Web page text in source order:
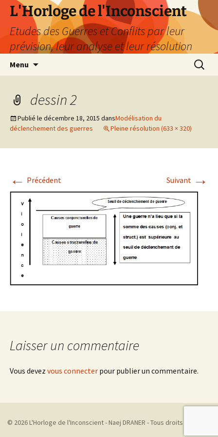
Aller
contenu
L'Horloge de l'Inconscient
Etudes des Guerres et Conflits par leur
prévision, leur analyse et leur résolution
Menu
dessin 2
Publié le décembre 18, 2015 dansModélisation du
déclenchement des guerres
Pleine résolution (633 × 320)
← Précédent Suivant →
Laisser un commentaire
Vous devez vous connecter pour publier un commentaire.
© 2026 L'Horloge de l'Inconscient - Naej DRANER - Tous droits réservés